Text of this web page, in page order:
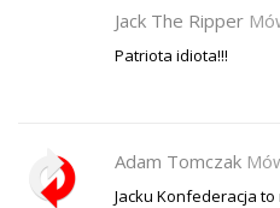
Jack The Ripper
Patriota idiota!!!
Adam Tomczak
Jacku Konfederacja